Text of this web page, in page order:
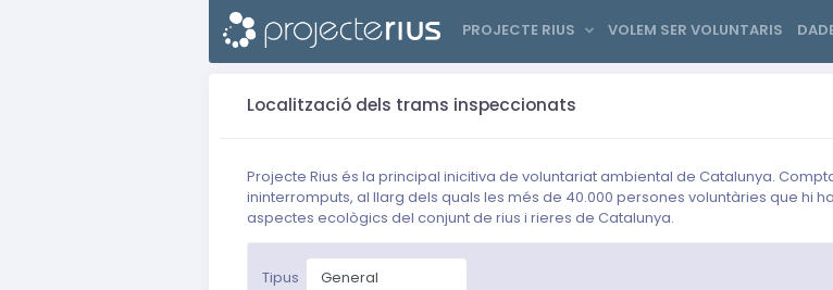
PROJECTE RIUS VOLEM SER VOLUNTARIS
Localització dels trams inspeccionats
Projecte Rius és la principal inicitiva de voluntariat ambiental de Catalunya.
ininterromputs, al llarg dels quals les més de 40.000 persones voluntàries que hi
aspectes ecològics del conjunt de rius i rieres de Catalunya.
Tipus